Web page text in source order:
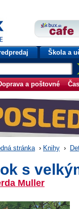
Škola a
a poštovné
stránka › Knihy ›
s
Muller